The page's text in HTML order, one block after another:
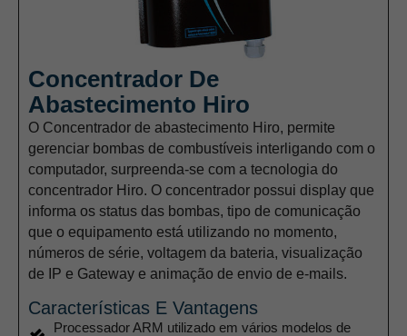
Concentrador De
Abastecimento Hiro
O Concentrador de abastecimento Hiro, permite
gerenciar bombas de combustíveis interligando com o
computador, surpreenda-se com a tecnologia do
concentrador Hiro. O concentrador possui display que
informa os status das bombas, tipo de comunicação
que o equipamento está utilizando no momento,
números de série, voltagem da bateria, visualização
de IP e Gateway e animação de envio de e-mails.
Características E Vantagens
Processador ARM utilizado em vários modelos de
Necessário
Esses
São
necessários